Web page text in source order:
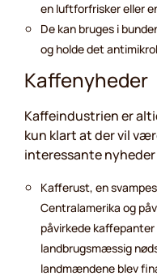
en luftforfrisker eller
De kan bruges i
og holde det
Kaffenyheder
Kaffeindustrien er
kun klart at der vil
interessante
Kafferust, en
Centralamerika og
påvirkede
landbrugsmæssig
landmændene blev